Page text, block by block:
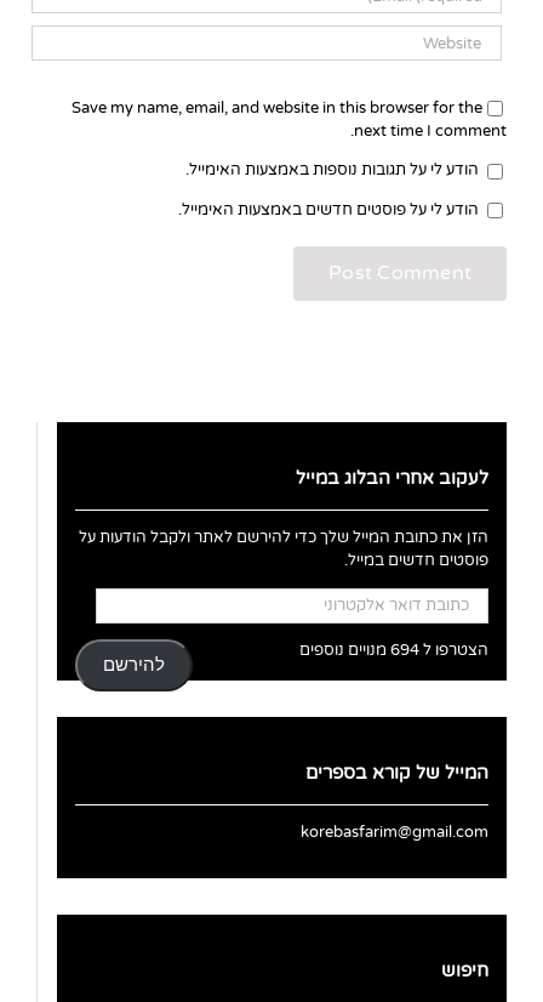
Save my name, email, and website in this browser for the
next time I comment.
הודע לי על תגובות נוספות באמצעות האימייל.
הודע לי על פוסטים חדשים באמצעות האימייל.
לעקוב אחרי הבלוג במייל
הזן את כתובת המייל שלך כדי להירשם לאתר ולקבל הודעות על
פוסטים חדשים במייל.
כתובת
דואר
אלקטרוני
להירשם
הצטרפו ל 694 מנויים נוספים
המייל של קורא בספרים
korebasfarim@gmail.com
חיפוש